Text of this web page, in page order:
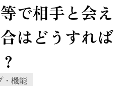
会員ログイン
で相手と会え
はどうすれば
・機能